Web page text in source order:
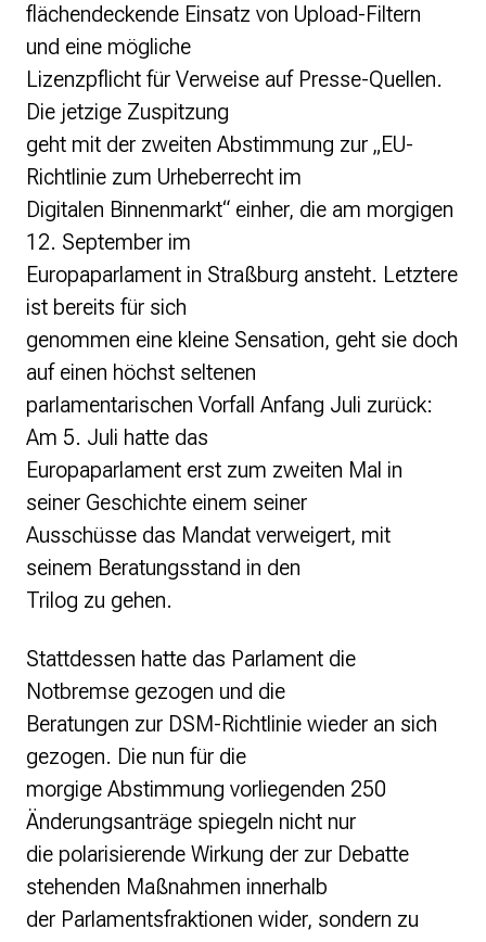
flächendeckende Einsatz von Upload-Filtern
und eine mögliche
Lizenzpflicht für Verweise auf Presse-Quellen.
Die jetzige Zuspitzung
geht mit der zweiten Abstimmung zur „EU-
Richtlinie zum Urheberrecht im
Digitalen Binnenmarkt“ einher, die am morgigen
12. September im
Europaparlament in Straßburg ansteht. Letztere
ist bereits für sich
genommen eine kleine Sensation, geht sie doch
auf einen höchst seltenen
parlamentarischen Vorfall Anfang Juli zurück:
Am 5. Juli hatte das
Europaparlament erst zum zweiten Mal in
seiner Geschichte einem seiner
Ausschüsse das Mandat verweigert, mit
seinem Beratungsstand in den
Trilog zu gehen.
Stattdessen hatte das Parlament die
Notbremse gezogen und die
Beratungen zur DSM-Richtlinie wieder an sich
gezogen. Die nun für die
morgige Abstimmung vorliegenden 250
Änderungsanträge spiegeln nicht nur
die polarisierende Wirkung der zur Debatte
stehenden Maßnahmen innerhalb
der Parlamentsfraktionen wider, sondern zu